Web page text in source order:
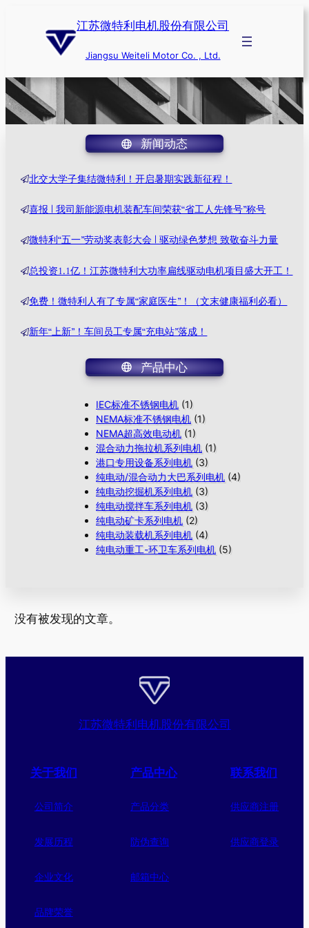
江苏微特利电机股份有限公司
Jiangsu Weiteli Motor Co. , Ltd.
新闻动态
北交大学子集结微特利！开启暑期实践新征程！
喜报 | 我司新能源电机装配车间荣获“省工人先锋号”称号
微特利“五一”劳动奖表彰大会 | 驱动绿色梦想 致敬奋斗力量
总投资1.1亿！江苏微特利大功率扁线驱动电机项目盛大开工！
免费！微特利人有了专属“家庭医生”！（文末健康福利必看）
新年“上新”！车间员工专属“充电站”落成！
产品中心
IEC标准不锈钢电机 (1)
NEMA标准不锈钢电机 (1)
NEMA超高效电动机 (1)
混合动力拖拉机系列电机 (1)
港口专用设备系列电机 (3)
纯电动/混合动力大巴系列电机 (4)
纯电动挖掘机系列电机 (3)
纯电动搅拌车系列电机 (3)
纯电动矿卡系列电机 (2)
纯电动装载机系列电机 (4)
纯电动重工-环卫车系列电机 (5)
没有被发现的文章。
江苏微特利电机股份有限公司
关于我们
公司简介
发展历程
企业文化
品牌荣誉
产品中心
产品分类
防伪查询
邮箱中心
联系我们
供应商注册
供应商登录